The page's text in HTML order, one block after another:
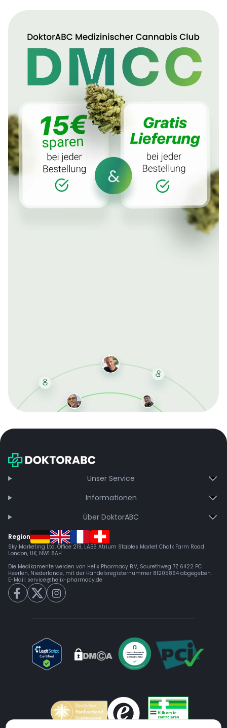
bei jeder Bestellung, erhalten schnelle Lieferung und
Unser Service
Informationen
Über DoktorABC
Region
Sky Marketing Ltd. Office 219, LABS Atrium Stables Market Chalk Farm Road
London, UK, NW1 8AH
Die Medikamente werden von Helix Pharmacy B.V, Sourethweg 7Z 6422 PC
Heerlen, Niederlande, mit der Handelsregisternummer 81205864 abgegeben.
E-Mail: service@helix-pharmacy.de